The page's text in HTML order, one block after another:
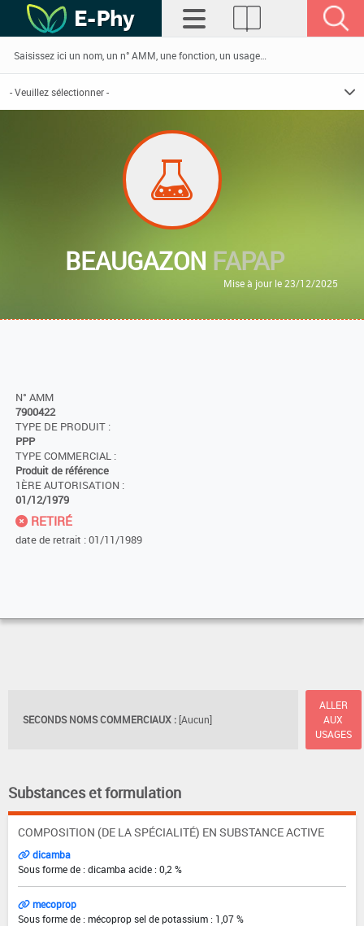
BEAUGAZON FAPAP
Mise à jour le 23/12/2025
N° AMM
7900422
TYPE DE PRODUIT :
PPP
TYPE COMMERCIAL :
Produit de référence
1ÈRE AUTORISATION :
01/12/1979
RETIRÉ
date de retrait : 01/11/1989
SECONDS NOMS COMMERCIAUX : [Aucun]
ALLER
AUX
USAGES
Substances et formulation
COMPOSITION (DE LA SPÉCIALITÉ) EN SUBSTANCE ACTIVE
dicamba
Sous forme de : dicamba acide : 0,2 %
mecoprop
Sous forme de : mécoprop sel de potassium : 1,07 %